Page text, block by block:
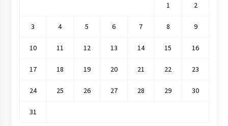
1
2
3 4 5 6 7 8 9
10 11 12 13 14 15 16
17 18 19 20 21 22 23
24 25 26 27 28 29 30
31